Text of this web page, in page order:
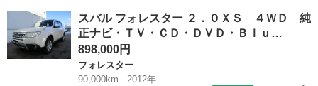
ー名： スバル ■ 車種名： レヴォーグ ■ グレード名： １．６
ＧＴアイサイト プラウドエディション ４ＷＤ アドバンズドセー
フティー...
北海道 帯広市
スバル フォレスター ２．０ＸＳ ４ＷＤ 純
正ナビ・ＴＶ・ＣＤ・ＤＶＤ・Ｂｌｕ…
898,000円
フォレスター
90,000km
2012年